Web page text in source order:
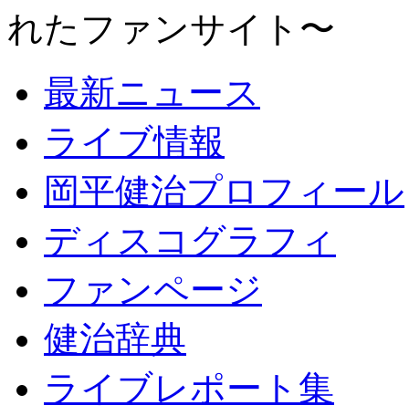
れたファンサイト〜
最新ニュース
ライブ情報
岡平健治プロフィール
ディスコグラフィ
ファンページ
健治辞典
ライブレポート集